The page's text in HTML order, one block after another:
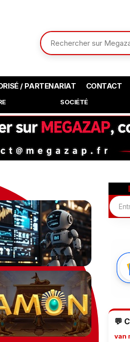
SOCIÉTÉ
/ PARTENARIAT CONTACT
💬
van